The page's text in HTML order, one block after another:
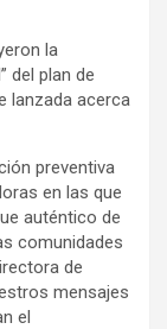
la
del plan de
lanzada acerca
preventiva
en las que
auténtico de
comunidades
de
mensajes
el